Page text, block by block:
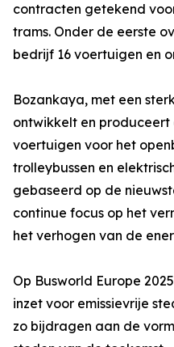
contracten getekend
trams. Onder de eerste
bedrijf 16 voertuigen en
Bozankaya, met een
ontwikkelt en produceert
voertuigen voor het
trolleybussen en
gebaseerd op de
continue focus op het
het verhogen van de
Op Busworld Europe
inzet voor emissievrije
zo bijdragen aan de